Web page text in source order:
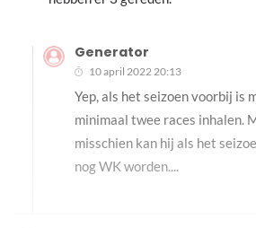
Generator
10 april 2022 20:13
Yep, als het seizoen voorbij is
minimaal twee races inhalen.
misschien kan hij als het
nog WK worden....